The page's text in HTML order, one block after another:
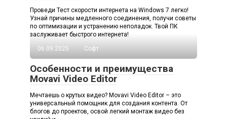
Проведи Тест скорости интернета на Windows 7 легко!
Узнай причины медленного соединения, получи советы
по оптимизации и устранению неполадок. Твой ПК
заслуживает быстрого интернета!
06.09.2025
Софт
Особенности и преимущества
Movavi Video Editor
Мечтаешь о крутых видео? Movavi Video Editor – это
универсальный помощник для создания контента. От
блогов до проектов, освой легкий монтаж видео без